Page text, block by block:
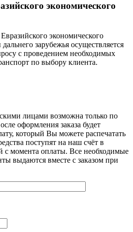
экономического
экономического
зарубежья осуществляется
с проведением необходимых
по выбору клиента.
лицами возможна только по
оформления заказа будет
который Вы можете распечатать
поступят на наш счёт в
с момента оплаты. Все необходимые
выдаются вместе с заказом при